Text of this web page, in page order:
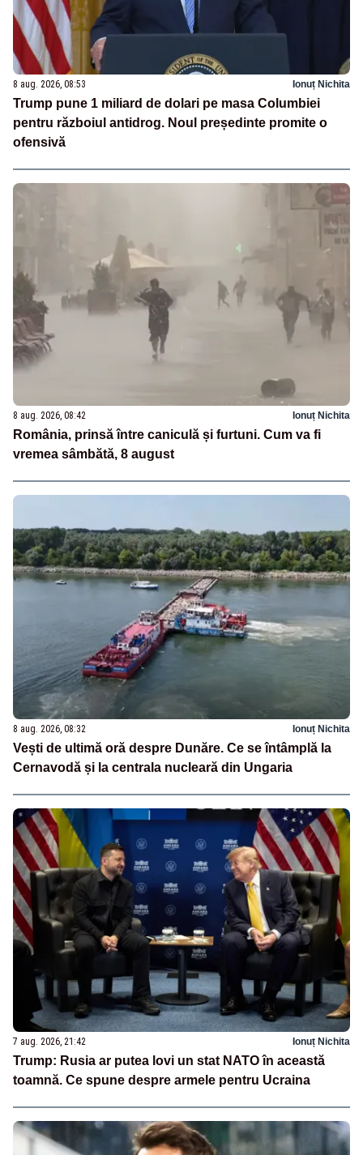
8 aug. 2026, 08:53 Ionuț Nichita
Trump pune 1 miliard de dolari pe masa Columbiei
pentru războiul antidrog. Noul președinte promite o
ofensivă
8 aug. 2026, 08:42 Ionuț Nichita
România, prinsă între caniculă și furtuni. Cum va fi
vremea sâmbătă, 8 august
8 aug. 2026, 08:32 Ionuț Nichita
Vești de ultimă oră despre Dunăre. Ce se întâmplă la
Cernavodă și la centrala nucleară din Ungaria
7 aug. 2026, 21:42 Ionuț Nichita
Trump: Rusia ar putea lovi un stat NATO în această
toamnă. Ce spune despre armele pentru Ucraina